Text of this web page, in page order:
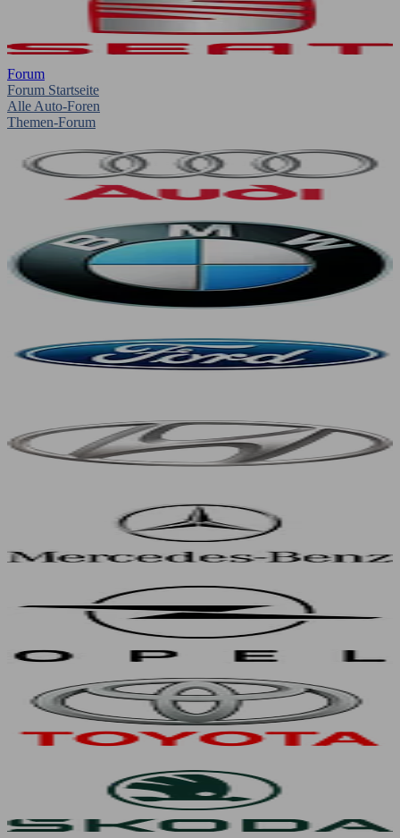
Forum
Forum Startseite
Alle Auto-Foren
Themen-Forum